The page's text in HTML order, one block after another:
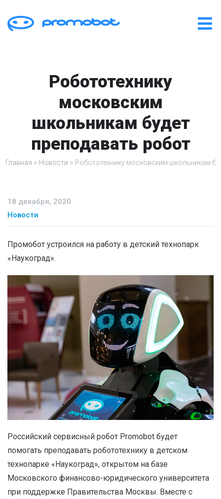
Робототехнику
московским
школьникам будет
преподавать робот
Главная > Новости > Робототехнику московским школьникам
18 декабря, 2020
Новости
Промобот устроился на работу в детский технопарк
«Наукоград».
Российский сервисный робот Promobot будет
помогать преподавать робототехнику в детском
технопарке «Наукоград», открытом на базе
Московского финансово-юридического университета
при поддержке Правительства Москвы. Вместе с